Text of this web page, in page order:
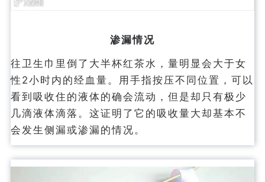
渗漏情况
往卫生巾里倒了大半杯红茶水，量明显会大于女
性2小时内的经血量。用手指按压不同位置，可以
看到吸收住的液体的确会流动，但是却只有极少
几滴液体滴落。这证明了它的吸收量大却基本不
会发生侧漏或渗漏的情况。